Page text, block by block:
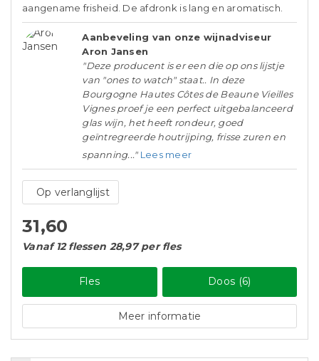
aangename frisheid. De afdronk is lang en aromatisch.
Aanbeveling van onze wijnadviseur
Aron Jansen
"Deze producent is er een die op ons lijstje
van "ones to watch" staat.. In deze
Bourgogne Hautes Côtes de Beaune Vieilles
Vignes proef je een perfect uitgebalanceerd
glas wijn, het heeft rondeur, goed
geïntregreerde houtrijping, frisse zuren en
spanning..." Lees meer
Op verlanglijst
31,60
Vanaf 12 flessen 28,97 per fles
Fles Doos (6)
Meer informatie